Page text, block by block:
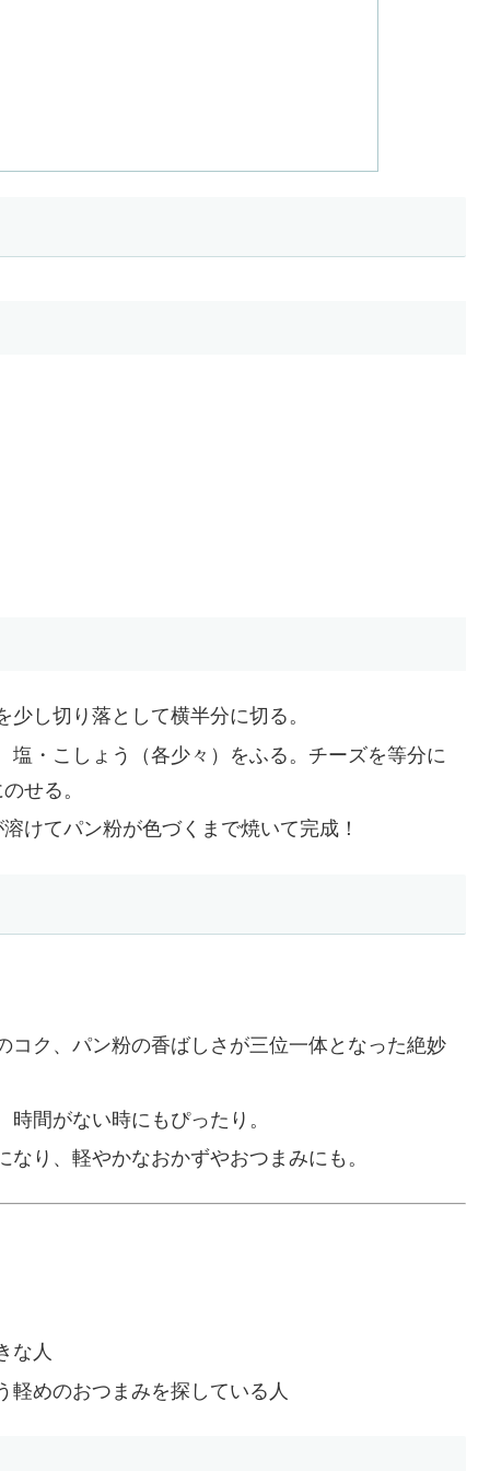
し切り落として横半分に切る。
・こしょう（各少々）をふる。チーズを等分に
せる。
けてパン粉が色づくまで焼いて完成！
コク、パン粉の香ばしさが三位一体となった絶妙
間がない時にもぴったり。
り、軽やかなおかずやおつまみにも。
な人
軽めのおつまみを探している人